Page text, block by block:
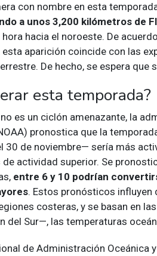
con nombre en esta
a unos 3,200 kilómetros de
hacia el noroeste. De
esta aparición coincide con las
De hecho, se espera que
esta temporada?
es un ciclón amenazante, la
pronostica que la
30 de noviembre— sería más
actividad superior. Se
entre 6 y 10 podrían
. Estos pronósticos
costeras, y se basan en
del Sur—, las temperaturas
de Administración